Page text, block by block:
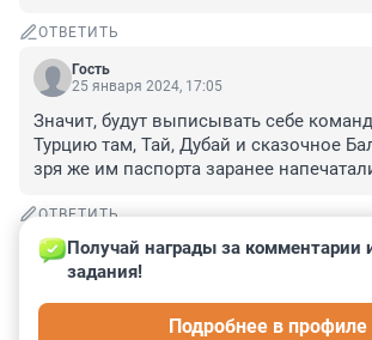
ОТВЕТИТЬ
Гость
25 января 2024, 17:05
Значит, будут выписывать себе
Турцию там, Тай, Дубай и сказочное
зря же им паспорта заранее
ОТВЕТИТЬ
Гость
25 января 2024, 16:49
Прекратите апеллировать к ТК РФ. Он
людей, а это чиновники.
Получай награды за комментарии
задания!
Подробнее в профиле